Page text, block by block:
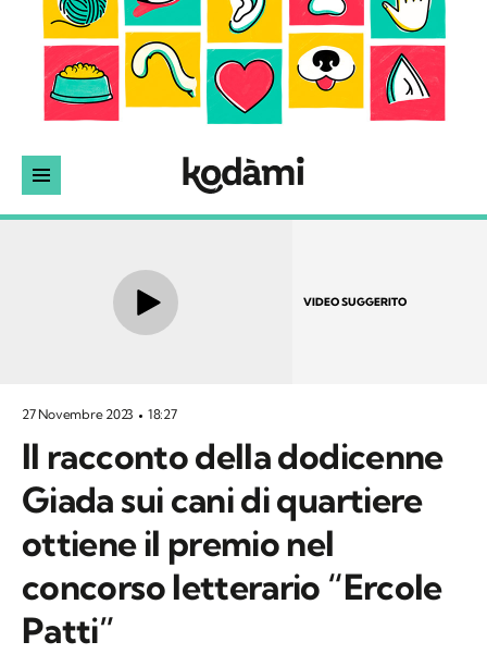
VIDEO SUGGERITO
27 Novembre 2023 18:27
Il racconto della dodicenne
Giada sui cani di quartiere
ottiene il premio nel
concorso letterario “Ercole
Patti”